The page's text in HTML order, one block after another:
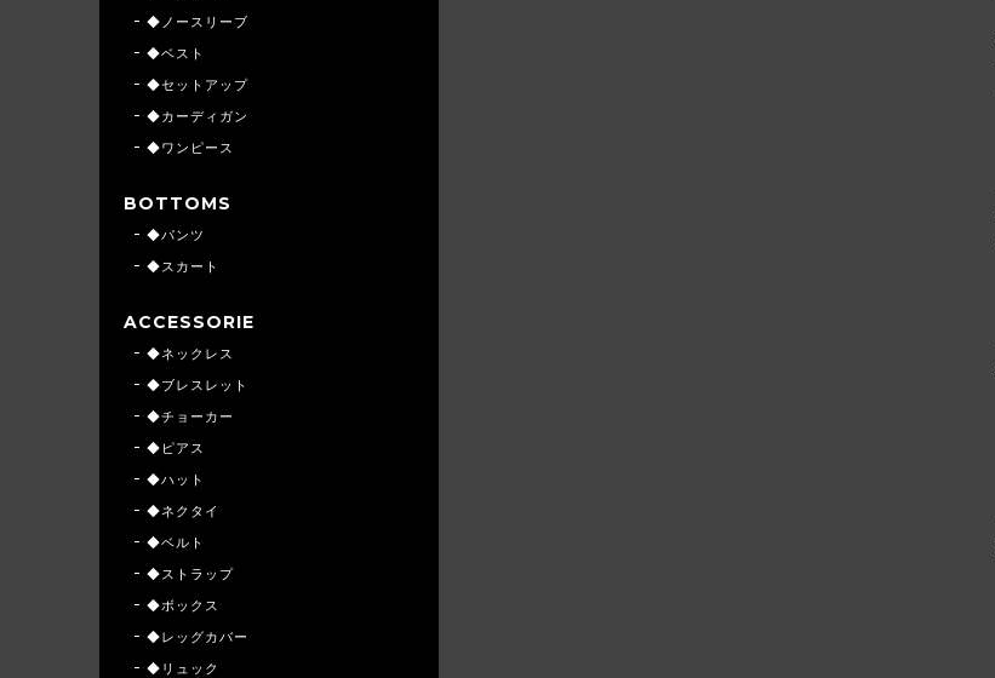
◆ノースリーブ
◆ベスト
◆セットアップ
◆カーディガン
◆ワンピース
BOTTOMS
◆パンツ
◆スカート
ACCESSORIE
◆ネックレス
◆ブレスレット
◆チョーカー
◆ピアス
◆ハット
◆ネクタイ
◆ベルト
◆ストラップ
◆ボックス
◆レッグカバー
◆リュック